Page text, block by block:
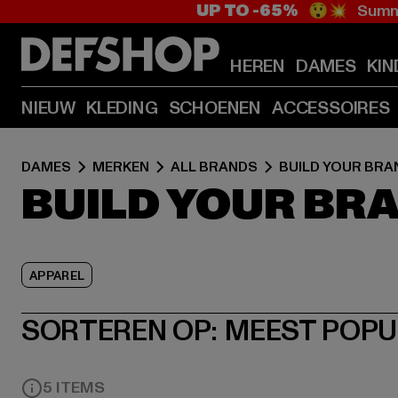
UP TO -65% 😲💥
HEREN DAMES
NIEUW KLEDING SCHOENEN ACCESSOIRES
DAMES MERKEN ALL BRANDS BUILD YOUR
BUILD YOUR
APPAREL
SORTEREN OP: MEEST
5 ITEMS